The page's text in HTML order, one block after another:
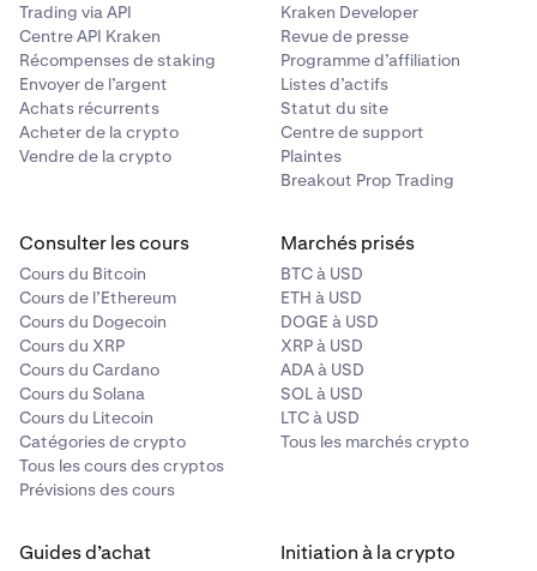
Trading via API
Centre API Kraken
Récompenses de staking
Envoyer de l’argent
Achats récurrents
Acheter de la crypto
Vendre de la crypto
Kraken Developer
Revue de presse
Programme d’affiliation
Listes d’actifs
Statut du site
Centre de support
Plaintes
Breakout Prop Trading
Consulter les cours
Cours du Bitcoin
Cours de l’Ethereum
Cours du Dogecoin
Cours du XRP
Cours du Cardano
Cours du Solana
Cours du Litecoin
Catégories de crypto
Tous les cours des cryptos
Prévisions des cours
Marchés prisés
BTC à USD
ETH à USD
DOGE à USD
XRP à USD
ADA à USD
SOL à USD
LTC à USD
Tous les marchés crypto
Guides d’achat Initiation à la crypto